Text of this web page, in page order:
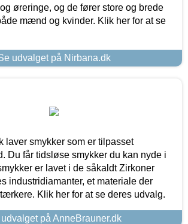
øreringe, og de fører store og brede
mænd og kvinder. Klik her for at se
udvalget på Nirbana.dk
laver smykker som er tilpasset
Du får tidsløse smykker du kan nyde i
er lavet i de såkaldt Zirkoner
industridiamanter, et materiale der
Klik her for at se deres udvalg.
på AnneBrauner.dk